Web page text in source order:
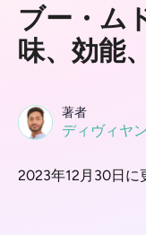
ブー・ム
味、効能
著者
ディヴィヤ
2023年12月30日に